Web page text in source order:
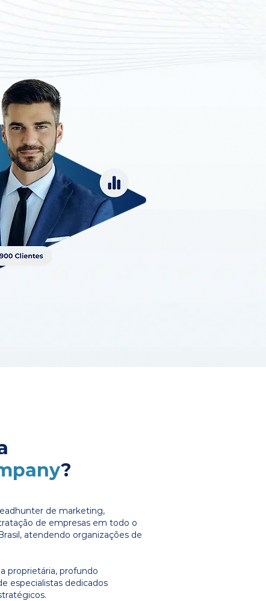
?
de marketing,
de empresas em todo o
atendendo organizações de
proprietária, profundo
especialistas dedicados